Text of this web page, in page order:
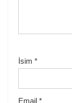
İsim *
Email *